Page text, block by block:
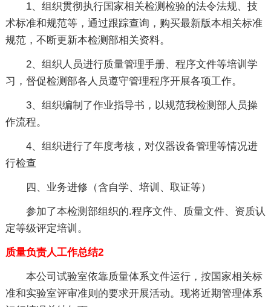
1、组织贯彻执行国家相关检测检验的法令法规、技
术标准和规范等，通过跟踪查询，购买最新版本相关标准
规范，不断更新本检测部相关资料。
2、组织人员进行质量管理手册、程序文件等培训学
习，督促检测部各人员遵守管理程序开展各项工作。
3、组织编制了作业指导书，以规范我检测部人员操
作流程。
4、组织进行了年度考核，对仪器设备管理等情况进
行检查
四、业务进修（含自学、培训、取证等）
参加了本检测部组织的.程序文件、质量文件、资质认
定等级评定培训。
质量负责人工作总结2
本公司试验室依靠质量体系文件运行，按国家相关标
准和实验室评审准则的要求开展活动。现将近期管理体系